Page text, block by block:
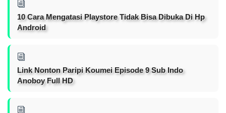
10 Cara Mengatasi Playstore Tidak Bisa Dibuka Di Hp
Android
Link Nonton Paripi Koumei Episode 9 Sub Indo
Anoboy Full HD